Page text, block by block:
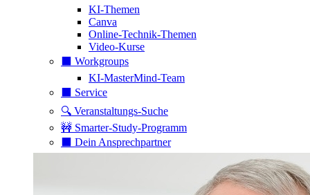
KI-Themen
Canva
Online-Technik-Themen
Video-Kurse
⬛️ Workgroups
KI-MasterMind-Team
⬛️ Service
🔍 Veranstaltungs-Suche
🚧 Smarter-Study-Programm
⬛️ Dein Ansprechpartner